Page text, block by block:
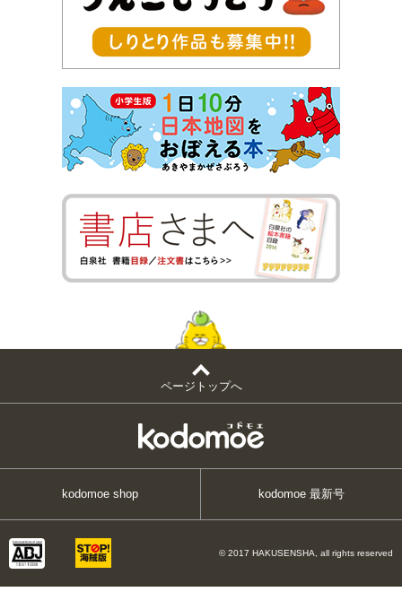
ページトップへ
kodomoe shop kodomoe 最新号
© 2017 HAKUSENSHA, all rights reserved